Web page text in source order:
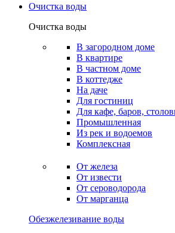
Очистка воды
Очистка воды
В загородном доме
В квартире
В частном доме
В коттедже
На даче
Для гостиниц
Для кафе, баров,
Промышленная
Из рек и водоемов
Комплексная
От железа
От извести
От сероводорода
От марганца
Обезжелезивание воды